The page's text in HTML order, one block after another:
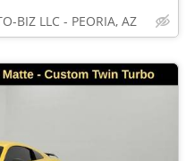
BIZ LLC - PEORIA, AZ